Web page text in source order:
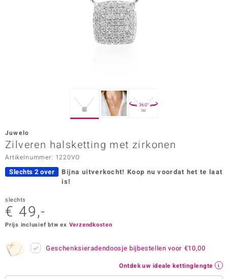
Vogue
in Italy
Paraíso
360°
Juwelo
Zilveren halsketting met zirkonen
Artikelnummer: 1220VO
Slechts 2 over Bijna uitverkocht! Koop nu voordat het te laat
is!
slechts
€ 49,-
Prijs inclusief btw ex Verzendkosten
Geschenksieradendoosje bijbestellen voor €10,00
Ontdek uw ideale kettinglengte